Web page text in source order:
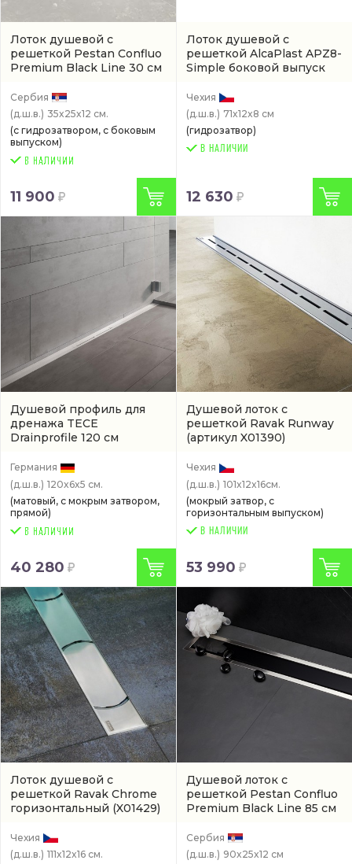
Лоток душевой с
решеткой Pestan Confluo
Premium Black Line 30 см
Сербия
(д.ш.в.) 35x25x12 см.
(с гидрозатвором, с боковым
выпуском)
11 900
Лоток душевой с
решеткой AlcaPlast APZ8-
Simple боковой выпуск
Чехия
(д.ш.в.) 71x12x8 см
(гидрозатвор)
В НАЛИЧИИ
12 630
Душевой профиль для
дренажа TECE
Drainprofile 120 см
Германия
(д.ш.в.) 120x6x5 см.
(матовый, с мокрым затвором,
прямой)
40 280
Душевой лоток с
решеткой Ravak Runway
(артикул X01390)
Чехия
(д.ш.в.) 101x12x16см.
(мокрый затвор, с
горизонтальным выпуском)
В НАЛИЧИИ
53 990
Лоток душевой с
решеткой Ravak Chrome
горизонтальный (X01429)
Чехия
(д.ш.в.) 111x12x16 см.
Душевой лоток с
решеткой Pestan Confluo
Premium Black Line 85 см
выпуском
Сербия
(д.ш.в.) 90x25x12 см